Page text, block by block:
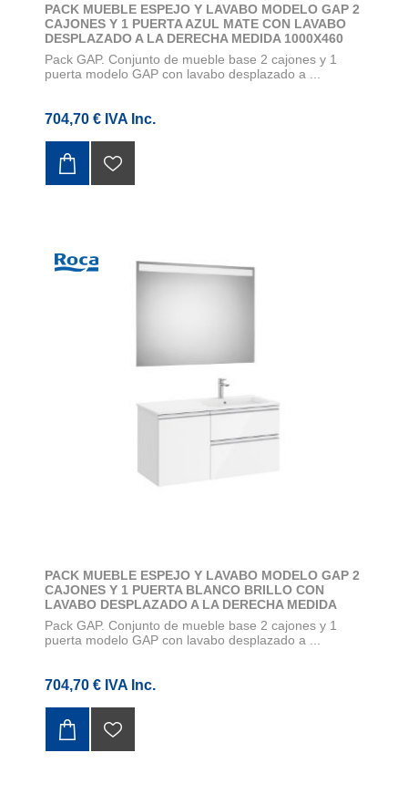
PACK MUEBLE ESPEJO Y LAVABO MODELO GAP 2
CAJONES Y 1 PUERTA AZUL MATE CON LAVABO
DESPLAZADO A LA DERECHA MEDIDA 1000X460
Pack GAP. Conjunto de mueble base 2 cajones y 1
puerta modelo GAP con lavabo desplazado a ...
704,70 € IVA Inc.
PACK MUEBLE ESPEJO Y LAVABO MODELO GAP 2
CAJONES Y 1 PUERTA BLANCO BRILLO CON
LAVABO DESPLAZADO A LA DERECHA MEDIDA
1000X460
Pack GAP. Conjunto de mueble base 2 cajones y 1
puerta modelo GAP con lavabo desplazado a ...
704,70 € IVA Inc.